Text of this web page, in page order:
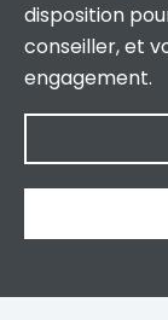
disposition
conseiller, et
engagement.